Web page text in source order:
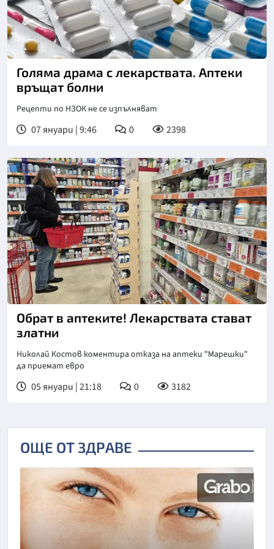
Голяма драма с лекарствата. Аптеки
връщат болни
Рецепти по НЗОК не се изпълняват
07 януари | 9:46 0 2398
Обрат в аптеките! Лекарствата стават
златни
Николай Костов коментира отказа на аптеки "Марешки"
да приемат евро
05 януари | 21:18 0 3182
ОЩЕ ОТ ЗДРАВЕ